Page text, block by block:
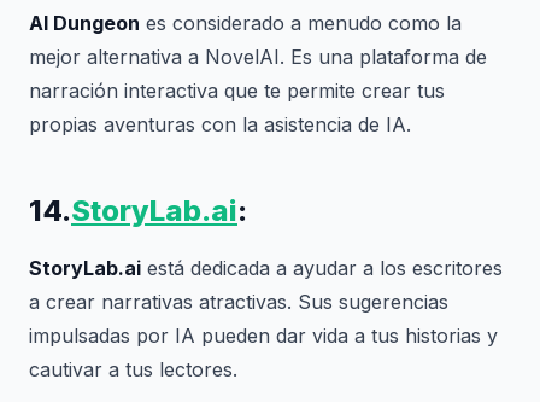
AI Dungeon es considerado a menudo como la
mejor alternativa a NovelAI. Es una plataforma de
narración interactiva que te permite crear tus
propias aventuras con la asistencia de IA.
14.StoryLab.ai:
StoryLab.ai está dedicada a ayudar a los escritores
a crear narrativas atractivas. Sus sugerencias
impulsadas por IA pueden dar vida a tus historias y
cautivar a tus lectores.